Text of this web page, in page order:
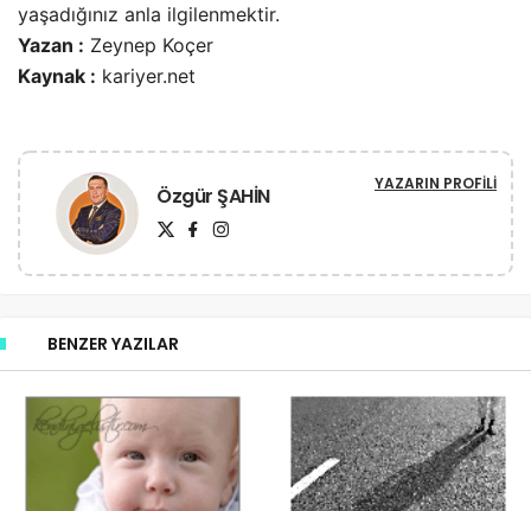
yaşadığınız anla ilgilenmektir.
Yazan : Zeynep Koçer
Kaynak : kariyer.net
Özgür ŞAHİN YAZARIN PROFILI
BENZER YAZILAR